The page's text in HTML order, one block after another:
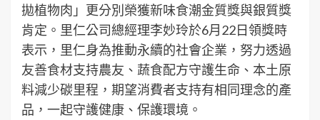
拋植物肉」更分別榮獲新味食潮金質獎與銀質獎
肯定。里仁公司總經理李妙玲於6月22日領獎時
表示，里仁身為推動永續的社會企業，努力透過
友善食材支持農友、蔬食配方守護生命、本土原
料減少碳里程，期望消費者支持有相同理念的產
品，一起守護健康、保護環境。